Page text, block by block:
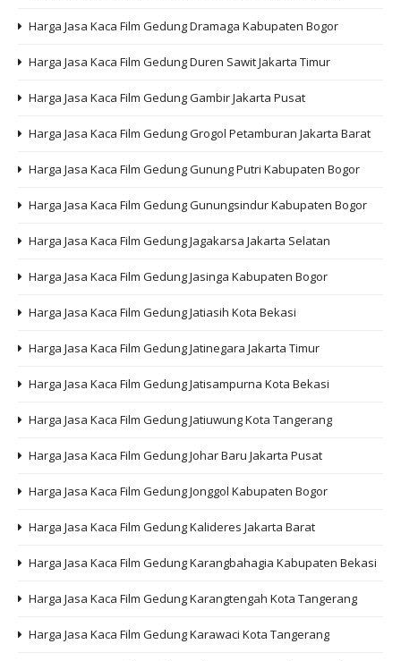
Harga Jasa Kaca Film Gedung Dramaga Kabupaten Bogor
Harga Jasa Kaca Film Gedung Duren Sawit Jakarta Timur
Harga Jasa Kaca Film Gedung Gambir Jakarta Pusat
Harga Jasa Kaca Film Gedung Grogol Petamburan Jakarta Barat
Harga Jasa Kaca Film Gedung Gunung Putri Kabupaten Bogor
Harga Jasa Kaca Film Gedung Gunungsindur Kabupaten Bogor
Harga Jasa Kaca Film Gedung Jagakarsa Jakarta Selatan
Harga Jasa Kaca Film Gedung Jasinga Kabupaten Bogor
Harga Jasa Kaca Film Gedung Jatiasih Kota Bekasi
Harga Jasa Kaca Film Gedung Jatinegara Jakarta Timur
Harga Jasa Kaca Film Gedung Jatisampurna Kota Bekasi
Harga Jasa Kaca Film Gedung Jatiuwung Kota Tangerang
Harga Jasa Kaca Film Gedung Johar Baru Jakarta Pusat
Harga Jasa Kaca Film Gedung Jonggol Kabupaten Bogor
Harga Jasa Kaca Film Gedung Kalideres Jakarta Barat
Harga Jasa Kaca Film Gedung Karangbahagia Kabupaten Bekasi
Harga Jasa Kaca Film Gedung Karangtengah Kota Tangerang
Harga Jasa Kaca Film Gedung Karawaci Kota Tangerang